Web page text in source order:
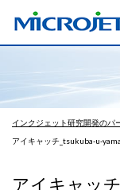
インクジェット研究開発のパ
アイキャッチ_tsukuba-u-
アイキャッ